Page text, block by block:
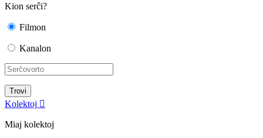
Kion serĉi?
Filmon
Kanalon
Kolektoj 
Miaj kolektoj